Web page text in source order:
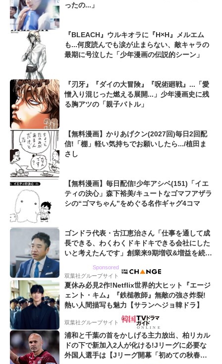
ったの...」
『BLEACH』ウルキオラに『H×H』メルエム
も...何度読んでも涙が止まらない、敵キャラの
最期に号泣した「少年漫画の伝説的シーン」
『刃牙』『ダイの大冒険』『呪術廻戦』...「愛
憎入り混じった燃える展開...」少年漫画史に残
る胸アツの「親子バトル」
【無料漫画】かりあげクン(2027回)毎日2回配
信!「棚」軽い気持ちでお願いしたら.../植田ま
さし
【無料漫画】毎日配信!少年アシベ(151)「イエ
ティの決心」森下裕美/キュートなゴマフアザラ
シの“ゴマちゃん”をめぐる名作ギャグ4コマ
ゴンドラ代表・古江恵治さん「仕事を通して成
長できる、わくわくドキドキできる会社にした
いと考えたんです」創業来9期増収&増益を続け
Sponsored
双葉社グループサイト
夏休み必見2作!Netflix世界的大ヒット『エージ
ェント・キム』『鉄槌教師』無敵の強さ炸裂!
熱い人間描写も魅力【サランヘジョ韓ドラ】
双葉社グループサイト
浦和と千葉の首をかしげる主力放出、柏リカル
ドの下で新加入2人が化ける!Jリーグに必要な
外国人選手は【Jリーグ開幕「初めての秋春